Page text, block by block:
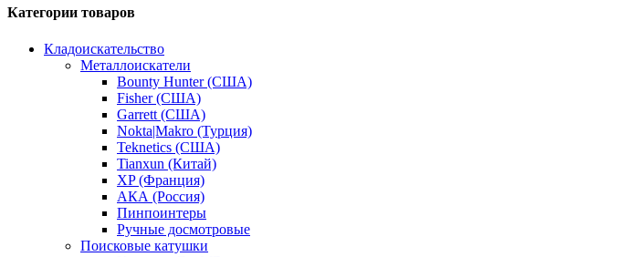
Категории товаров
Кладоискательство
Металлоискатели
Bounty Hunter (США)
Fisher (США)
Garrett (США)
Nokta|Makro (Турция)
Teknetics (США)
Tianxun (Китай)
XP (Франция)
АКА (Россия)
Пинпоинтеры
Ручные досмотровые
Поисковые катушки